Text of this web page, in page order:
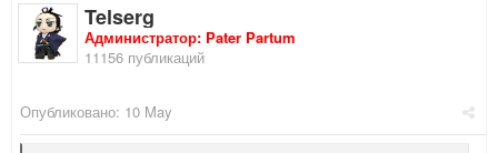
Telserg
Администратор: Pater Partum
11156 публикаций
Опубликовано: 10 May